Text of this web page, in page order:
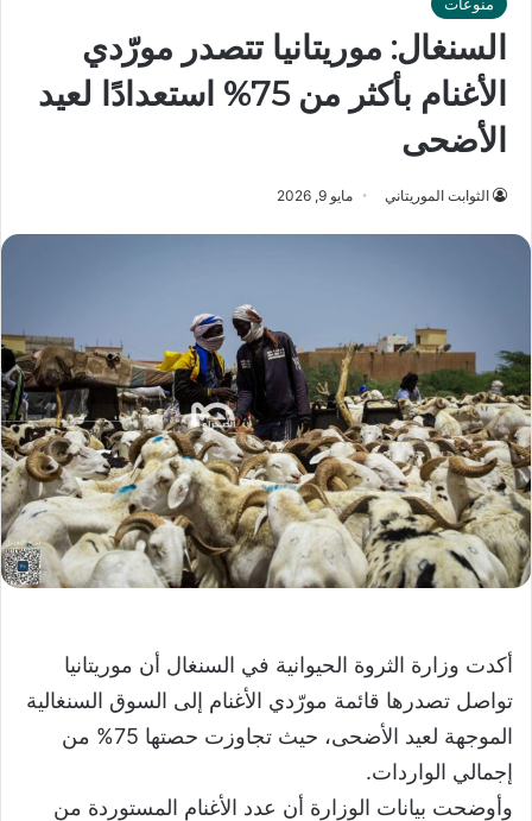
السنغال: موريتانيا تتصدر مورّدي
الأغنام بأكثر من 75% استعدادًا لعيد
الأضحى
الثوابت الموريتاني مايو 9, 2026
أكدت وزارة الثروة الحيوانية في السنغال أن موريتانيا
تواصل تصدرها قائمة مورّدي الأغنام إلى السوق السنغالية
الموجهة لعيد الأضحى، حيث تجاوزت حصتها 75% من
إجمالي الواردات.
وأوضحت بيانات الوزارة أن عدد الأغنام المستوردة من